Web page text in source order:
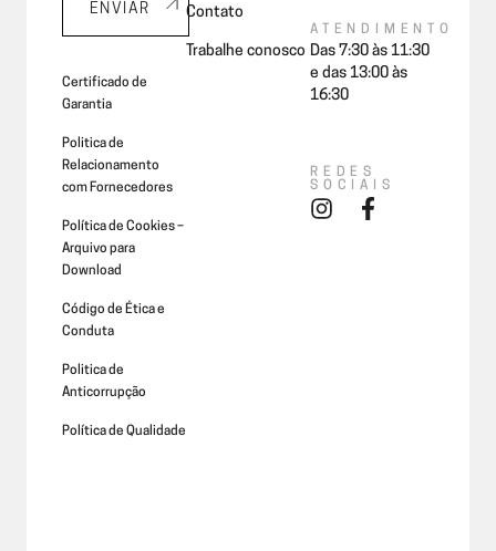
ENVIAR
Certificado de
Garantia
Politica de
Relacionamento
com Fornecedores
Política de Cookies –
Arquivo para
Download
Código de Ética e
Conduta
Politica de
Anticorrupção
Política de Qualidade
Contato
Trabalhe conosco
ATENDIMENTO
Das 7:30 às 11:30
e das 13:00 às
16:30
REDES
SOCIAIS